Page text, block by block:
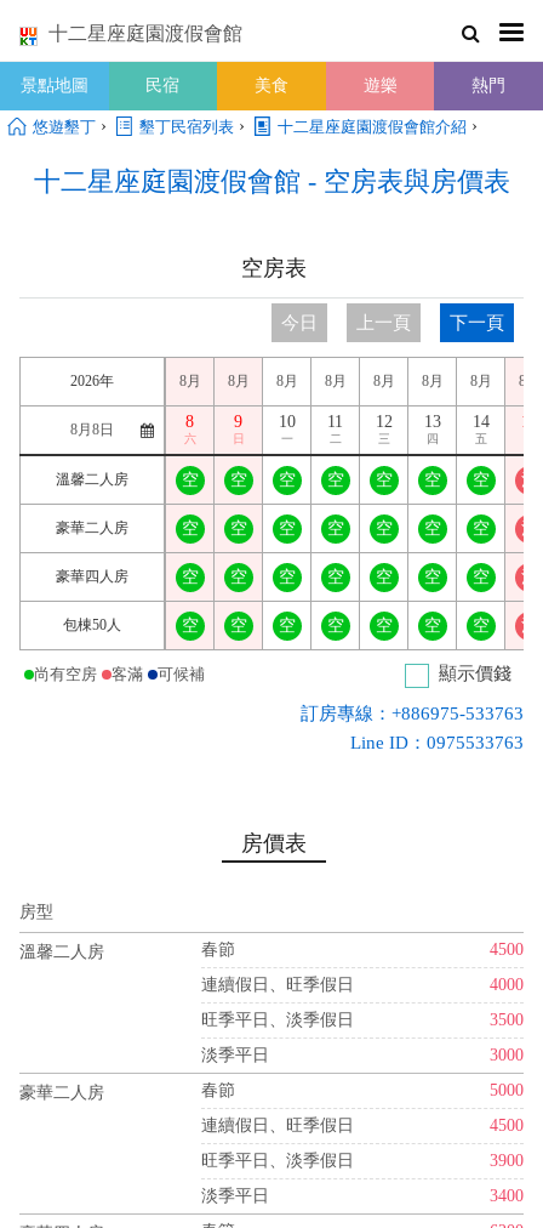
十二星座庭園渡假會館
景點地圖 民宿 美食 遊樂 熱門
悠遊墾丁 › 墾丁民宿列表 › 十二星座庭園渡假會館介紹 ›
十二星座庭園渡假會館 - 空房表與房價表
空房表
今日 上一頁 下一頁
2026年
溫馨二人房
豪華二人房
豪華四人房
包棟50人
8月
8
六
空
空
空
空
8月
9
日
空
空
空
空
8月
10
一
空
空
空
空
8月
11
二
空
空
空
空
8月
12
三
空
空
空
空
8月
13
四
空
空
空
空
8月
14
五
空
空
空
空
8月
15
滿
滿
滿
滿
尚有空房 客滿 可候補 顯示價錢
訂房專線：+886975-533763
Line ID：0975533763
房價表
房型
溫馨二人房 春節
4500
連續假日、旺季假日
4000
旺季平日、淡季假日
3500
淡季平日
3000
豪華二人房 春節
5000
連續假日、旺季假日
4500
旺季平日、淡季假日
3900
淡季平日
3400